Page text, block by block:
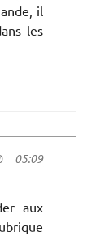
il
les
aux